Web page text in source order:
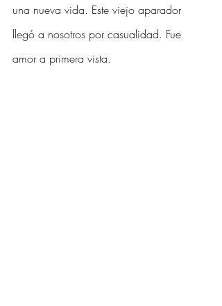
una nueva vida. Este viejo aparador
llegó a nosotros por casualidad. Fue
amor a primera vista.